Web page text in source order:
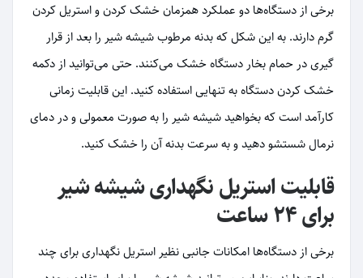
برخی از دستگاه‌ها دو عملکرد همزمان خشک کردن و استریل کردن
گرم دارند. به این شکل که بدنه مرطوب شیشه شیر را بعد از قرار
گیری در حمام بخار دستگاه خشک می‌کنند. حتی می‌توانید از دکمه
خشک کردن دستگاه به تنهایی استفاده کنید. این قابلیت زمانی
کارآمد است که بخواهید شیشه شیر را به صورت معمولی و در دمای
نرمال شستشو دهید و به سرعت بدنه آن را خشک کنید.
قابلیت استریل نگهداری شیشه شیر
برای 24 ساعت
برخی از دستگاه‌ها امکانات جانبی نظیر استریل نگهداری برای چند